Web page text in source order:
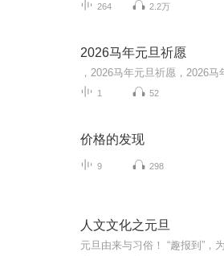
264 2.2万
2026马年元旦祈愿
1 52
价格的发现
9 298
人文文化之元旦